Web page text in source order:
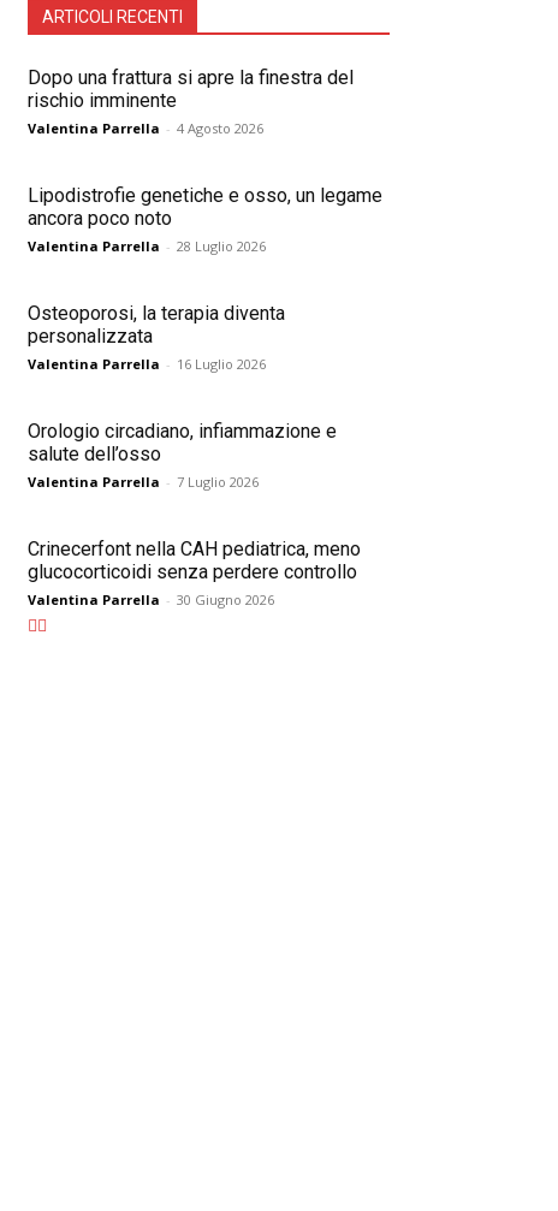
ARTICOLI RECENTI
Dopo una frattura si apre la finestra del
rischio imminente
Valentina Parrella - 4 Agosto 2026
Lipodistrofie genetiche e osso, un legame
ancora poco noto
Valentina Parrella - 28 Luglio 2026
Osteoporosi, la terapia diventa
personalizzata
Valentina Parrella - 16 Luglio 2026
Orologio circadiano, infiammazione e
salute dell’osso
Valentina Parrella - 7 Luglio 2026
Crinecerfont nella CAH pediatrica, meno
glucocorticoidi senza perdere controllo
Valentina Parrella - 30 Giugno 2026